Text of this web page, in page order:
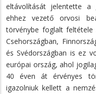
eltávolítását jelentette a
ehhez vezető orvosi
törvénybe foglalt
Csehországban,
és Svédországban is ez
európai ország, ahol
40 éven át érvényes
igazolniuk kellett a